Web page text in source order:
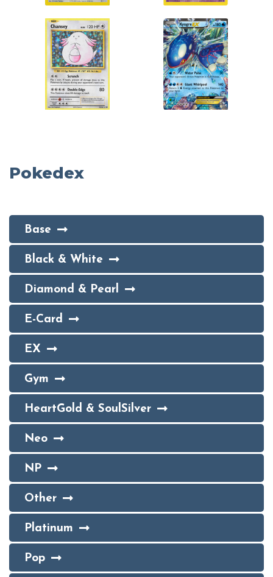
Pokedex
Base
Black & White
Diamond & Pearl
E-Card
EX
Gym
HeartGold & SoulSilver
Neo
NP
Other
Platinum
Pop